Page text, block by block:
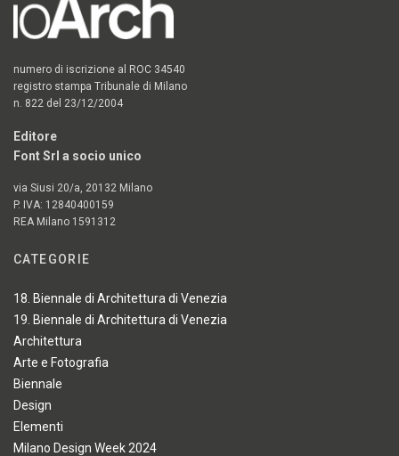
numero di iscrizione al ROC 34540
registro stampa Tribunale di Milano
n. 822 del 23/12/2004
Editore
Font Srl a socio unico
via Siusi 20/a, 20132 Milano
P. IVA: 12840400159
REA Milano 1591312
CATEGORIE
18. Biennale di Architettura di Venezia
19. Biennale di Architettura di Venezia
Architettura
Arte e Fotografia
Biennale
Design
Elementi
Milano Design Week 2024